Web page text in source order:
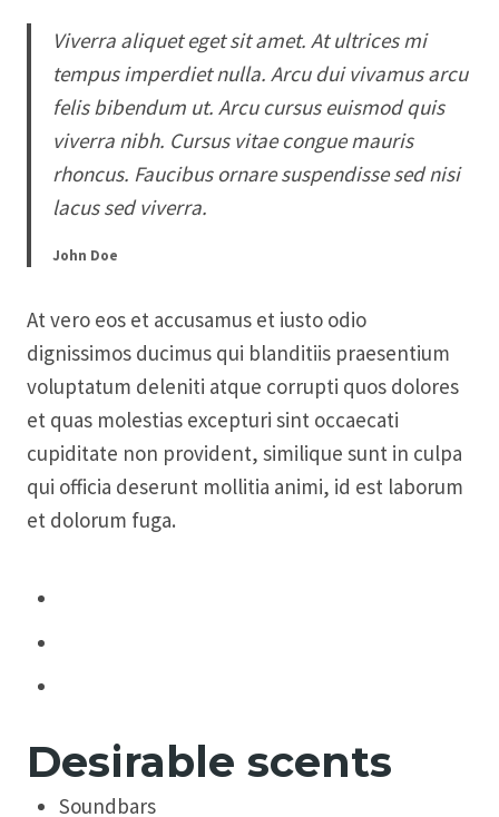
Viverra aliquet eget sit amet. At ultrices mi
tempus imperdiet nulla. Arcu dui vivamus arcu
felis bibendum ut. Arcu cursus euismod quis
viverra nibh. Cursus vitae congue mauris
rhoncus. Faucibus ornare suspendisse sed nisi
lacus sed viverra.
John Doe
At vero eos et accusamus et iusto odio
dignissimos ducimus qui blanditiis praesentium
voluptatum deleniti atque corrupti quos dolores
et quas molestias excepturi sint occaecati
cupiditate non provident, similique sunt in culpa
qui officia deserunt mollitia animi, id est laborum
et dolorum fuga.
Desirable scents
Soundbars